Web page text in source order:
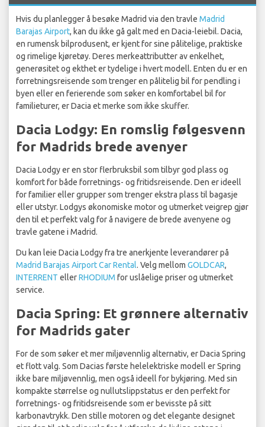
Hvis du planlegger å besøke Madrid via den travle Madrid
Barajas Airport, kan du ikke gå galt med en Dacia-leiebil. Dacia,
en rumensk bilprodusent, er kjent for sine pålitelige, praktiske
og rimelige kjøretøy. Deres merkeattributter av enkelhet,
generøsitet og ekthet er tydelige i hvert modell. Enten du er en
forretningsreisende som trenger en pålitelig bil for pendling i
byen eller en ferierende som søker en komfortabel bil for
familieturer, er Dacia et merke som ikke skuffer.
Dacia Lodgy: En romslig følgesvenn
for Madrids brede avenyer
Dacia Lodgy er en stor flerbruksbil som tilbyr god plass og
komfort for både forretnings- og fritidsreisende. Den er ideell
for familier eller grupper som trenger ekstra plass til bagasje
eller utstyr. Lodgys økonomiske motor og utmerket veigrep gjør
den til et perfekt valg for å navigere de brede avenyene og
travle gatene i Madrid.
Du kan leie Dacia Lodgy fra tre anerkjente leverandører på
Madrid Barajas Airport Car Rental. Velg mellom GOLDCAR,
INTERRENT ellerRHODIUM for uslåelige priser og utmerket
service.
Dacia Spring: Et grønnere alternativ
for Madrids gater
For de som søker et mer miljøvennlig alternativ, er Dacia Spring
et flott valg. Som Dacias første helelektriske modell er Spring
ikke bare miljøvennlig, men også ideell for bykjøring. Med sin
kompakte størrelse og nullutslippstatus er den perfekt for
forretnings- og fritidsreisende som er bevisste på sitt
karbonavtrykk. Den stille motoren og det elegante designet